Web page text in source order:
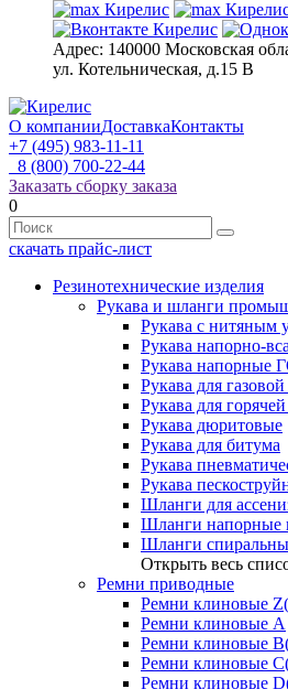
Адрес: 140000 Московская
ул. Котельническая, д.15 В
О компанииДоставкаКонтакты
+7 (495) 983-11-11
8 (800) 700-22-44
Заказать сборку заказа
0
скачать прайс-лист
Резинотехнические изделия
Рукава и шланги
Рукава с нитяным
Рукава напорно-
Рукава напорные
Рукава для
Рукава для
Рукава дюритовые
Рукава для битума
Рукава
Рукава
Шланги для
Шланги
Шланги
Открыть весь
Ремни приводные
Ремни клиновые
Ремни клиновые А
Ремни клиновые
Ремни клиновые
Ремни клиновые